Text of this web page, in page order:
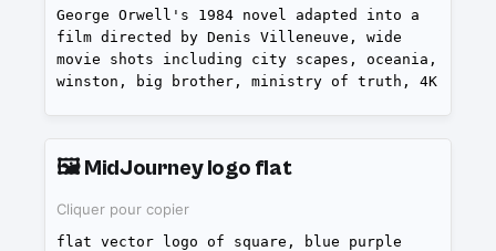
George Orwell's 1984 novel adapted into a
film directed by Denis Villeneuve, wide
movie shots including city scapes, oceania,
winston, big brother, ministry of truth, 4K
🖼️MidJourney logo flat
Cliquer pour copier
flat vector logo of square, blue purple